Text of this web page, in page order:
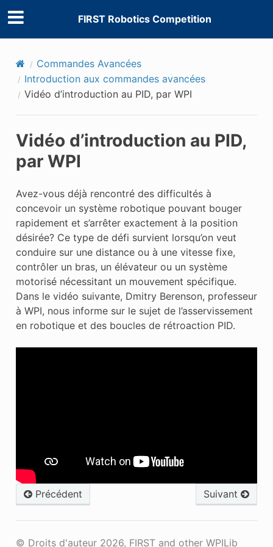
FIRST Robotics Competition
Commandes Avancées
Introduction aux commandes avancées
Vidéo d’introduction au PID, par WPI
Vidéo d’introduction au PID,
par WPI
Avez-vous déjà rencontré des difficultés à
concevoir un système robotique pouvant bouger
rapidement et s’arrêter exactement à la position
désirée? Ce type de défi survient lorsqu’on veut
conduire sur une distance ou à une vitesse fixe,
contrôler un bras, un élévateur ou un système
motorisé nécessitant un mouvement spécifique.
Dans le vidéo suivante, Dmitry Berenson, professeur
à WPI, nous informe sur le sujet de l’asservissement
en robotique et des boucles de rétroaction PID.
Précédent Suivant
© Droits d'auteur 2026, FIRST and other WPILib